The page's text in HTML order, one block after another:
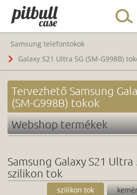
Samsung telefontokok
Galaxy S21 Ultra 5G (SM-G998B)
Tervezhető Samsung
(SM-G998B) tokok
Webshop termékek
Samsung Galaxy S21 Ultra
szilikon tok
szilikon tok